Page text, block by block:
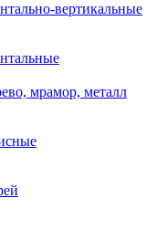
вертикальные
мрамор, металл